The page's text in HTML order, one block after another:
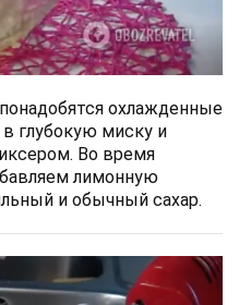
охлажденные
глубокую миску и
Во время
лимонную
и обычный сахар.